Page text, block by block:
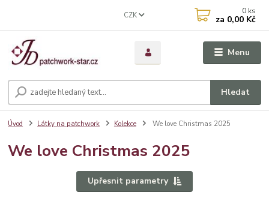
Menu
CZK
Hledat
0 ks
za 0,00 Kč
Úvod Látky na patchwork Kolekce We love Christmas 2025
We love Christmas 2025
Upřesnit parametry